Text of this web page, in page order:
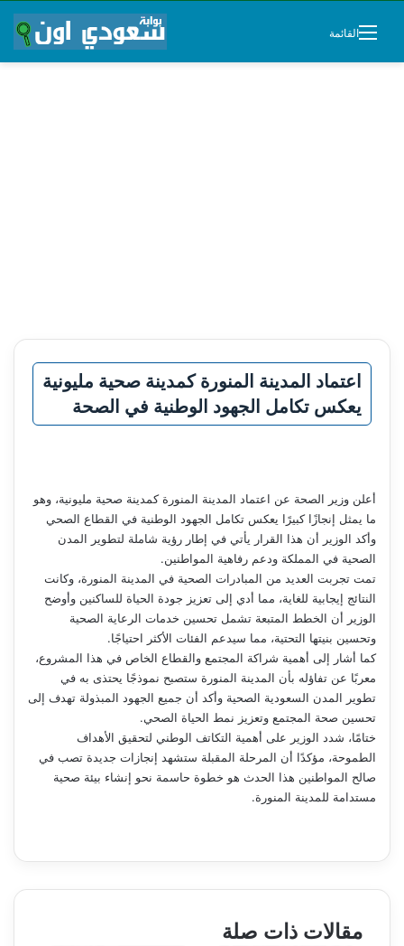
القائمة
اعتماد المدينة المنورة كمدينة صحية مليونية
يعكس تكامل الجهود الوطنية في الصحة
أعلن وزير الصحة عن اعتماد المدينة المنورة كمدينة صحية مليونية، وهو
ما يمثل إنجازًا كبيرًا يعكس تكامل الجهود الوطنية في القطاع الصحي
وأكد الوزير أن هذا القرار يأتي في إطار رؤية شاملة لتطوير المدن
الصحية في المملكة ودعم رفاهية المواطنين.
تمت تجربت العديد من المبادرات الصحية في المدينة المنورة، وكانت
النتائج إيجابية للغاية، مما أدي إلى تعزيز جودة الحياة للساكنين وأوضح
الوزير أن الخطط المتبعة تشمل تحسين خدمات الرعاية الصحية
وتحسين بنيتها التحتية، مما سيدعم الفئات الأكثر احتياجًا.
كما أشار إلى أهمية شراكة المجتمع والقطاع الخاص في هذا المشروع،
معربًا عن تفاؤله بأن المدينة المنورة ستصبح نموذجًا يحتذى به في
تطوير المدن السعودية الصحية وأكد أن جميع الجهود المبذولة تهدف إلى
تحسين صحة المجتمع وتعزيز نمط الحياة الصحي.
ختامًا، شدد الوزير على أهمية التكاتف الوطني لتحقيق الأهداف
الطموحة، مؤكدًا أن المرحلة المقبلة ستشهد إنجازات جديدة تصب في
صالح المواطنين هذا الحدث هو خطوة حاسمة نحو إنشاء بيئة صحية
مستدامة للمدينة المنورة.
مقالات ذات صلة